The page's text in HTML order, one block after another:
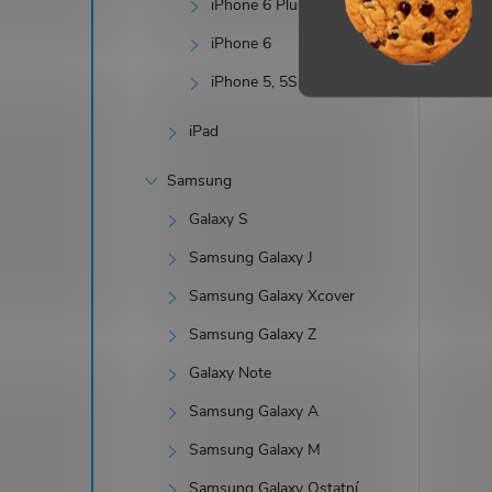
iPhone 6 Plus
iPhone 6
iPhone 5, 5S, SE
iPad
Samsung
Galaxy S
Samsung Galaxy J
Samsung Galaxy Xcover
Samsung Galaxy Z
Galaxy Note
Samsung Galaxy A
Samsung Galaxy M